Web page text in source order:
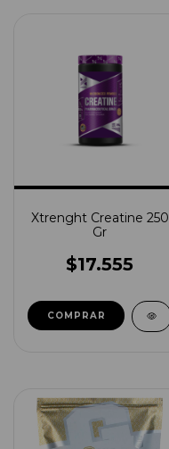
Xtrenght Creatine 250
Gr
$17.555
COMPRAR